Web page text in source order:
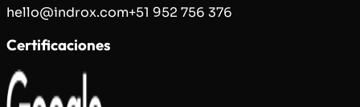
hello@indrox.com+51 952 756 376
Certificaciones